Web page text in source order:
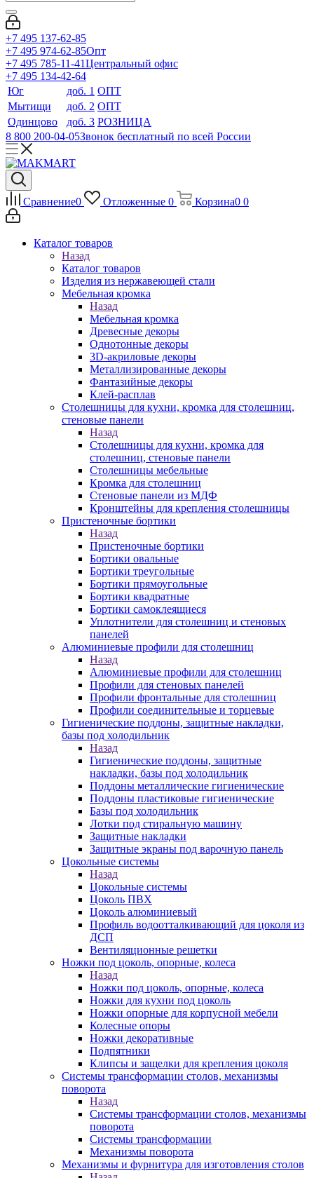
+7 495 137-62-85
+7 495 974-62-85Опт
+7 495 785-11-41Центральный офис
+7 495 134-42-64
Юг
доб. 1 ОПТ
Мытищи
доб. 2 ОПТ
Одинцово
доб. 3 РОЗНИЦА
8 800 200-04-05Звонок бесплатный по всей России
Сравнение0 Отложенные 0 Корзина0 0
Каталог товаров
Назад
Каталог товаров
Изделия из нержавеющей стали
Мебельная кромка
Назад
Мебельная кромка
Древесные декоры
Однотонные декоры
3D-акриловые декоры
Металлизированные декоры
Фантазийные декоры
Клей-расплав
Столешницы для кухни, кромка для столешниц,
стеновые панели
Назад
Столешницы для кухни, кромка для
столешниц, стеновые панели
Столешницы мебельные
Кромка для столешниц
Стеновые панели из МДФ
Кронштейны для крепления столешницы
Пристеночные бортики
Назад
Пристеночные бортики
Бортики овальные
Бортики треугольные
Бортики прямоугольные
Бортики квадратные
Бортики самоклеящиеся
Уплотнители для столешниц и стеновых
панелей
Алюминиевые профили для столешниц
Назад
Алюминиевые профили для столешниц
Профили для стеновых панелей
Профили фронтальные для столешниц
Профили соединительные и торцевые
Гигиенические поддоны, защитные накладки,
базы под холодильник
Назад
Гигиенические поддоны, защитные
накладки, базы под холодильник
Поддоны металлические гигиенические
Поддоны пластиковые гигиенические
Базы под холодильник
Лотки под стиральную машину
Защитные накладки
Защитные экраны под варочную панель
Цокольные системы
Назад
Цокольные системы
Цоколь ПВХ
Цоколь алюминиевый
Профиль водоотталкивающий для цоколя из
ДСП
Вентиляционные решетки
Ножки под цоколь, опорные, колеса
Назад
Ножки под цоколь, опорные, колеса
Ножки для кухни под цоколь
Ножки опорные для корпусной мебели
Колесные опоры
Ножки декоративные
Подпятники
Клипсы и защелки для крепления цоколя
Системы трансформации столов, механизмы
поворота
Назад
Системы трансформации столов, механизмы
поворота
Системы трансформации
Механизмы поворота
Механизмы и фурнитура для изготовления столов